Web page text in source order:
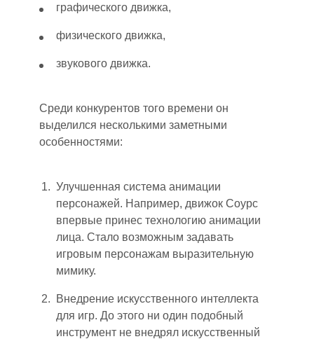
графического движка,
физического движка,
звукового движка.
Среди конкурентов того времени он
выделился несколькими заметными
особенностями:
Улучшенная система анимации
персонажей. Например, движок Соурс
впервые принес технологию анимации
лица. Стало возможным задавать
игровым персонажам выразительную
мимику.
Внедрение искусственного интеллекта
для игр. До этого ни один подобный
инструмент не внедрял искусственный